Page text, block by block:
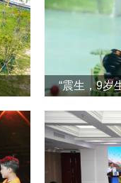
“震生，9岁